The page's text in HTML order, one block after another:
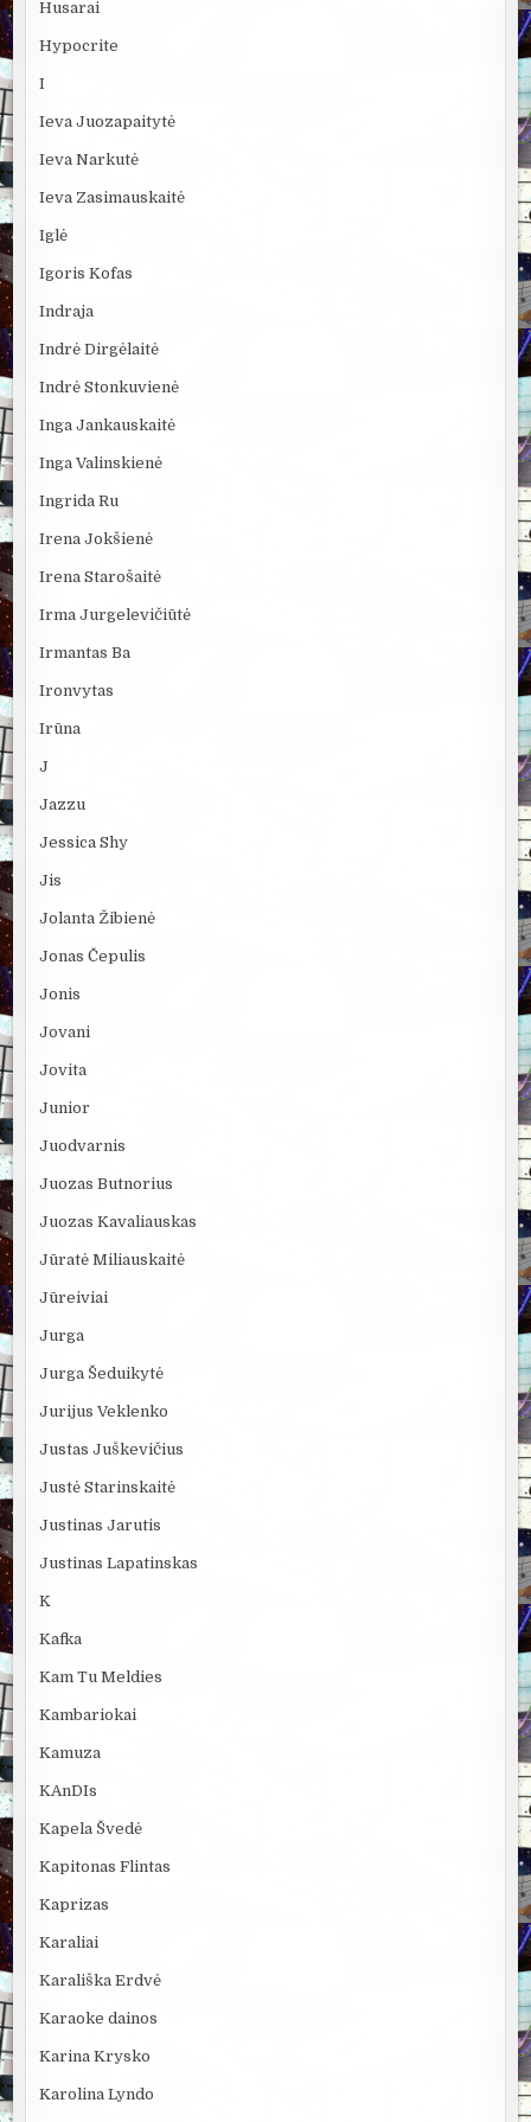
Husarai
Hypocrite
I
Ieva Juozapaitytė
Ieva Narkutė
Ieva Zasimauskaitė
Iglė
Igoris Kofas
Indraja
Indrė Dirgėlaitė
Indrė Stonkuvienė
Inga Jankauskaitė
Inga Valinskienė
Ingrida Ru
Irena Jokšienė
Irena Starošaitė
Irma Jurgelevičiūtė
Irmantas Ba
Ironvytas
Irūna
J
Jazzu
Jessica Shy
Jis
Jolanta Žibienė
Jonas Čepulis
Jonis
Jovani
Jovita
Junior
Juodvarnis
Juozas Butnorius
Juozas Kavaliauskas
Jūratė Miliauskaitė
Jūreiviai
Jurga
Jurga Šeduikytė
Jurijus Veklenko
Justas Juškevičius
Justė Starinskaitė
Justinas Jarutis
Justinas Lapatinskas
K
Kafka
Kam Tu Meldies
Kambariokai
Kamuza
KAnDIs
Kapela Švedė
Kapitonas Flintas
Kaprizas
Karaliai
Karališka Erdvė
Karaoke dainos
Karina Krysko
Karolina Lyndo